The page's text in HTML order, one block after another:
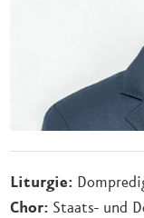
Liturgie:
Chor: Staats- und